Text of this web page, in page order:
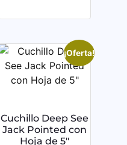
¡Oferta!
Cuchillo Deep See
Jack Pointed con
Hoja de 5″